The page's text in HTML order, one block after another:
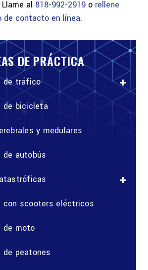
al 818-992-2919 o rellene
de contacto en línea.
DE PRÁCTICA
de tráfico
de bicicleta
y medulares
autobús
con scooters eléctricos
de moto
peatones